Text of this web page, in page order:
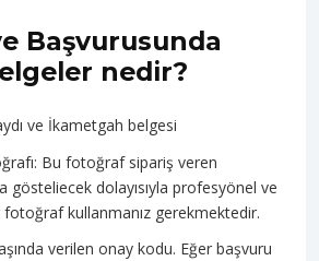
Başvurusunda
nedir?
ve İkametgah belgesi
Bu fotoğraf sipariş veren
gösteliecek dolayısıyla profesyönel ve
kullanmanız gerekmektedir.
verilen onay kodu. Eğer başvuru